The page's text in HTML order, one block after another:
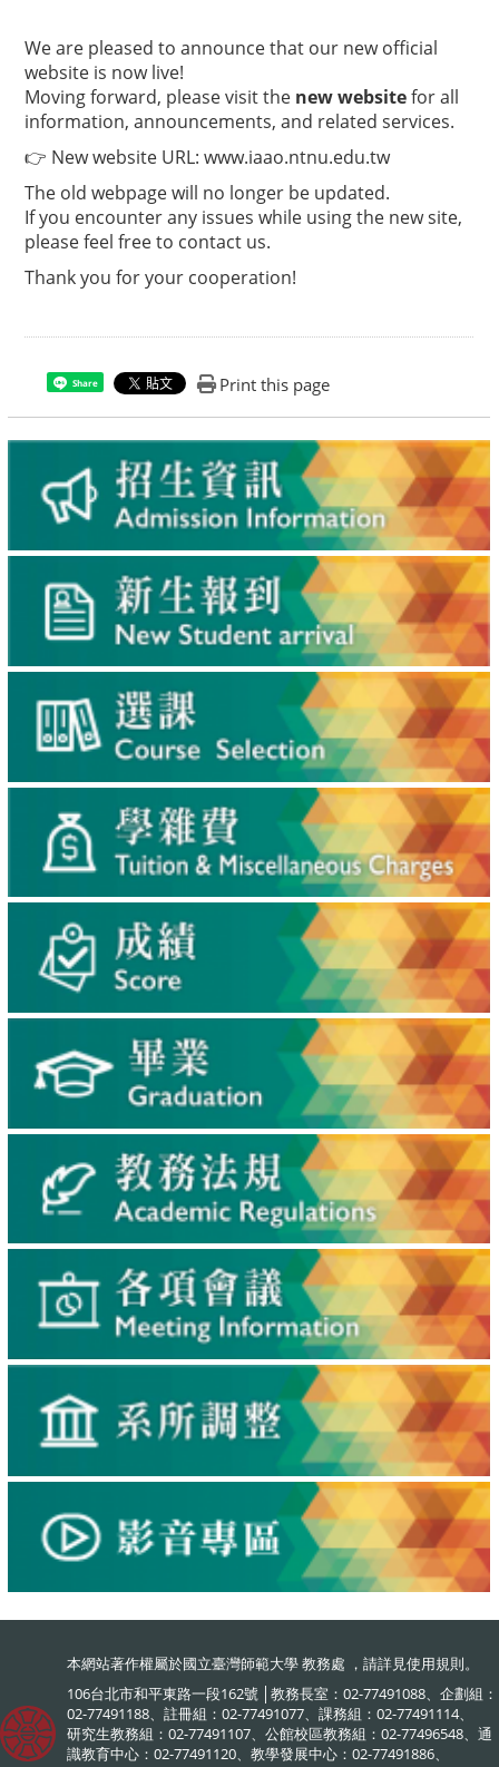
We are pleased to announce that our new official
website is now live!
Moving forward, please visit the new websitefor all
information, announcements, and related services.
👉 New website URL: www.iaao.ntnu.edu.tw
The old webpage will no longer be updated.
If you encounter any issues while using the new site,
please feel free to contact us.
Thank you for your cooperation!
Share Print this page
本網站著作權屬於國立臺灣師範大學 教務處 ，請詳見使用規則。
106台北市和平東路一段162號 │教務長室：02-77491088、企劃組：
02-77491188、註冊組：02-77491077、課務組：02-77491114、
研究生教務組：02-77491107、公館校區教務組：02-77496548、通
識教育中心：02-77491120、教學發展中心：02-77491886、